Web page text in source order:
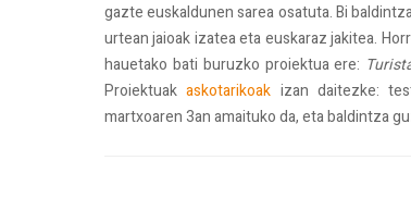
gazte euskaldunen sarea osatuta. Bi
urtean jaioak izatea eta euskaraz jakitea.
hauetako bati buruzko proiektua ere:
Proiektuakaskotarikoak izan daitezke:
martxoaren 3an amaituko da, eta baldintza